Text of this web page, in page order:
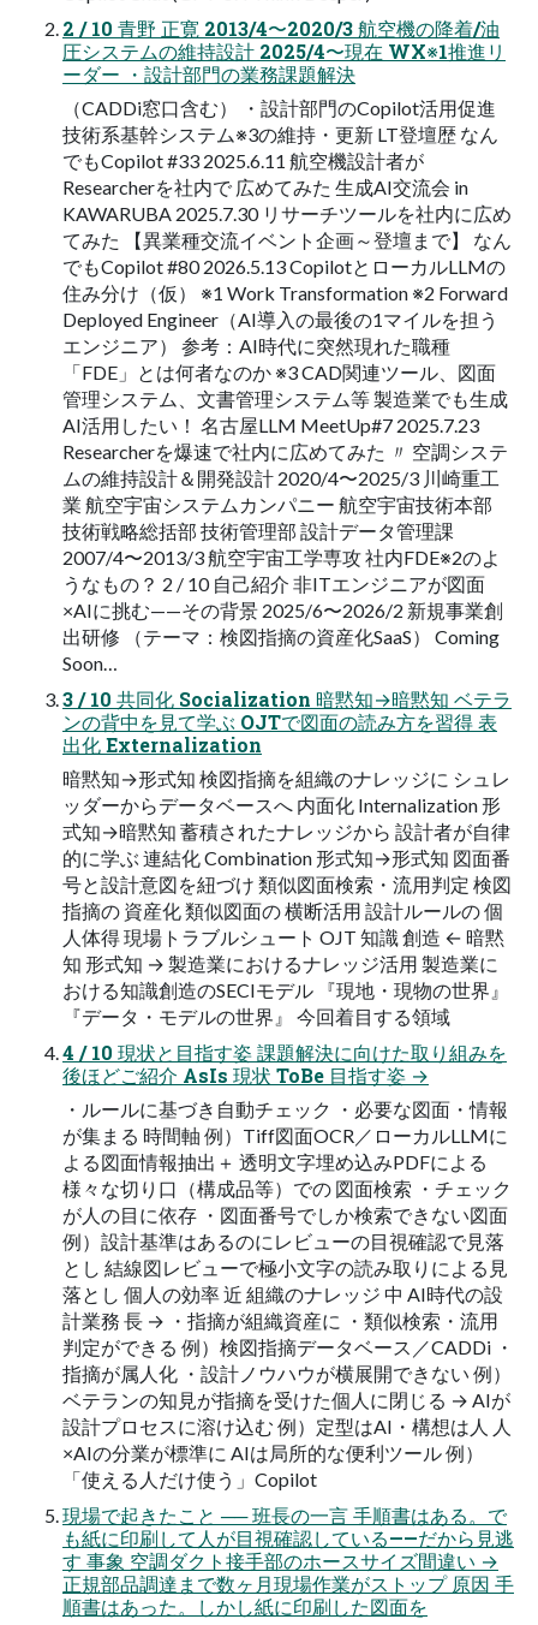
2 / 10 青野 正寛 2013/4〜2020/3 航空機の降着/油
圧システムの維持設計 2025/4〜現在 WX※1推進リ
ーダー ・設計部門の業務課題解決
（CADDi窓口含む） ・設計部門のCopilot活用促進
技術系基幹システム※3の維持・更新 LT登壇歴 なん
でもCopilot #33 2025.6.11 航空機設計者が
Researcherを社内で 広めてみた 生成AI交流会 in
KAWARUBA 2025.7.30 リサーチツールを社内に広め
てみた 【異業種交流イベント企画～登壇まで】 なん
でもCopilot #80 2026.5.13 CopilotとローカルLLMの
住み分け（仮） ※1 Work Transformation ※2 Forward
Deployed Engineer（AI導入の最後の1マイルを担う
エンジニア） 参考：AI時代に突然現れた職種
「FDE」とは何者なのか ※3 CAD関連ツール、図面
管理システム、文書管理システム等 製造業でも生成
AI活用したい！ 名古屋LLM MeetUp#7 2025.7.23
Researcherを爆速で社内に広めてみた 〃 空調システ
ムの維持設計＆開発設計 2020/4〜2025/3 川崎重工
業 航空宇宙システムカンパニー 航空宇宙技術本部
技術戦略総括部 技術管理部 設計データ管理課
2007/4〜2013/3 航空宇宙工学専攻 社内FDE※2のよ
うなもの？ 2 / 10 自己紹介 非ITエンジニアが図面
×AIに挑む——その背景 2025/6〜2026/2 新規事業創
出研修 （テーマ：検図指摘の資産化SaaS） Coming
Soon…
3 / 10 共同化 Socialization 暗黙知→暗黙知 ベテラ
ンの背中を見て学ぶ OJTで図面の読み方を習得 表
出化 Externalization
暗黙知→形式知 検図指摘を組織のナレッジに シュレ
ッダーからデータベースへ 内面化 Internalization 形
式知→暗黙知 蓄積されたナレッジから 設計者が自律
的に学ぶ 連結化 Combination 形式知→形式知 図面番
号と設計意図を紐づけ 類似図面検索・流用判定 検図
指摘の 資産化 類似図面の 横断活用 設計ルールの 個
人体得 現場トラブルシュート OJT 知識 創造 ← 暗黙
知 形式知 → 製造業におけるナレッジ活用 製造業に
おける知識創造のSECIモデル 『現地・現物の世界』
『データ・モデルの世界』 今回着目する領域
4 / 10 現状と目指す姿 課題解決に向けた取り組みを
後ほどご紹介 AsIs 現状 ToBe 目指す姿 →
・ルールに基づき自動チェック ・必要な図面・情報
が集まる 時間軸 例）Tiff図面OCR／ローカルLLMに
よる図面情報抽出＋ 透明文字埋め込みPDFによる
様々な切り口（構成品等）での 図面検索 ・チェック
が人の目に依存 ・図面番号でしか検索できない図面
例）設計基準はあるのにレビューの目視確認で見落
とし 結線図レビューで極小文字の読み取りによる見
落とし 個人の効率 近 組織のナレッジ 中 AI時代の設
計業務 長 → ・指摘が組織資産に ・類似検索・流用
判定ができる 例）検図指摘データベース／CADDi ・
指摘が属人化 ・設計ノウハウが横展開できない 例）
ベテランの知見が指摘を受けた個人に閉じる → AIが
設計プロセスに溶け込む 例）定型はAI・構想は人 人
×AIの分業が標準に AIは局所的な便利ツール 例）
「使える人だけ使う」Copilot
現場で起きたこと ── 班長の一言 手順書はある。で
も紙に印刷して人が目視確認している——だから見逃
す 事象 空調ダクト接手部のホースサイズ間違い →
正規部品調達まで数ヶ月現場作業がストップ 原因 手
順書はあった。しかし紙に印刷した図面を